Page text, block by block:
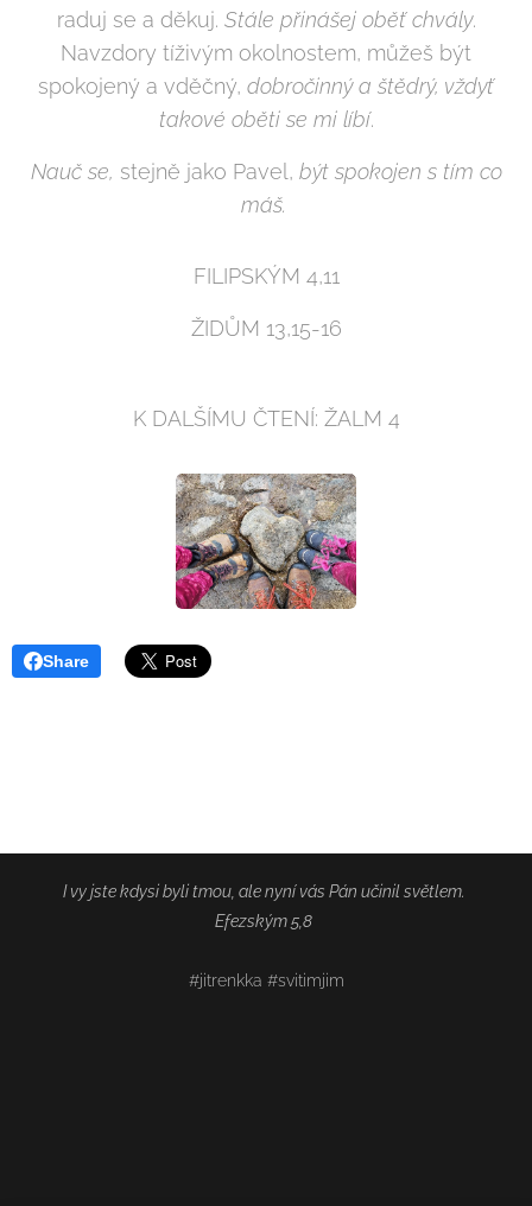
raduj se a děkuj. Stále přinášej oběť chvály.
Navzdory tíživým okolnostem, můžeš být
spokojený a vděčný, dobročinný a štědrý, vždyť
takové oběti se mi líbí.
Nauč se, stejně jako Pavel, být spokojen s tím co
máš.
FILIPSKÝM 4,11
ŽIDŮM 13,15-16
K DALŠÍMU ČTENÍ: ŽALM 4
Share
I vy jste kdysi byli tmou, ale nyní vás Pán učinil světlem.
Efezským 5,8
#jitrenkka #svitimjim